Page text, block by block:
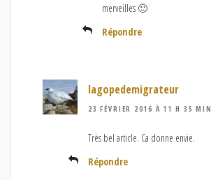
merveilles 🙂
Répondre
lagopedemigrateur
23 FÉVRIER 2016 À 11 H 35 MIN
Très bel article. Ca donne envie.
Répondre